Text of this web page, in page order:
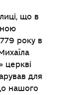
що в
року в
церкві
для
нашого